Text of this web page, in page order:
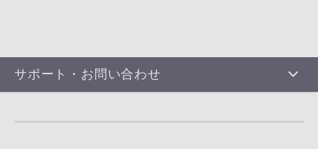
サポート・お問い合わせ